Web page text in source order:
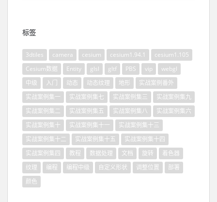
标签
3dtiles camera cesium cesium1.94.1
cesium1.105
Cesium数据
Entity glsl gltf PBS vip
webgl
中级
入门 动态 动态纹理 地形
实战案例番外
实战案例集一
实战案例集七 实战案例集三
实战案例集九
实战案例集二
实战案例集五 实战案例集八
实战案例集六
实战案例集十
实战案例集十一
实战案例集十三
实战案例集十二
实战案例集十五
实战案例集十四
实战案例集四
教程 数据处理 文档 旋转
着色器
纹理
编程 编程中级 自定义形状 调整位置
部署
颜色